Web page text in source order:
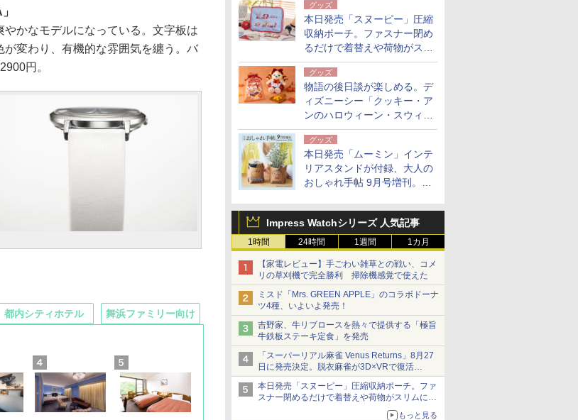
グッズ
本日発売「スヌーピー」圧縮
収納ポーチ。ファスナー閉め
るだけで着替えや荷物がスリ
ムにまとまる
グッズ
物語の後日談が楽しめる。デ
ィズニーシー「クッキー・ア
ンのハロウィーン・スウィー
トサプライズ」限定グッズ公
開グッズ
本日発売「ムーミン」インテ
リアスタンドが付録、大人の
おしゃれ手帖 9月号増刊。レ
ト
Impress Watchシリーズ 人気記事
1時間 24時間 1週間 1カ月
【家電レビュー】手ごわい雑草との戦い、コメ
リの草刈機で完全勝利 掃除機感覚で使えた
ミスド「Mrs. GREEN APPLE」のコラボドーナ
ツ4種、いよいよ発売！
吉野家、牛リブロースを熱々で提供する「極旨
牛鉄板ステーキ定食」を発売
「スーパーリアル麻雀 Venus Returns」8月27
日に発売決定。脱衣麻雀が3D×VRで復活
発売から2週間は20%オフになるセールが実施
本日発売「スヌーピー」圧縮収納ポーチ。ファ
スナー閉めるだけで着替えや荷物がスリムにま
もっと見る
かなモデルになっている。文字板は
変わり、有機的な雰囲気を纏う。バ
円。
都内シティホテル 舞浜ファミリー向け